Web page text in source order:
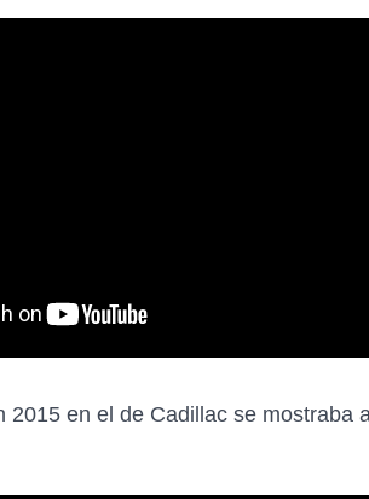
2015 en el de Cadillac se